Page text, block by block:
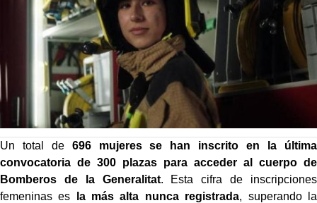
Un total de696 mujeres se han inscrito en la última
convocatoria de 300 plazas para acceder al cuerpo de
Bomberos de la Generalitat. Esta cifra de inscripciones
femeninas es
la más alta nunca registrada, superando la